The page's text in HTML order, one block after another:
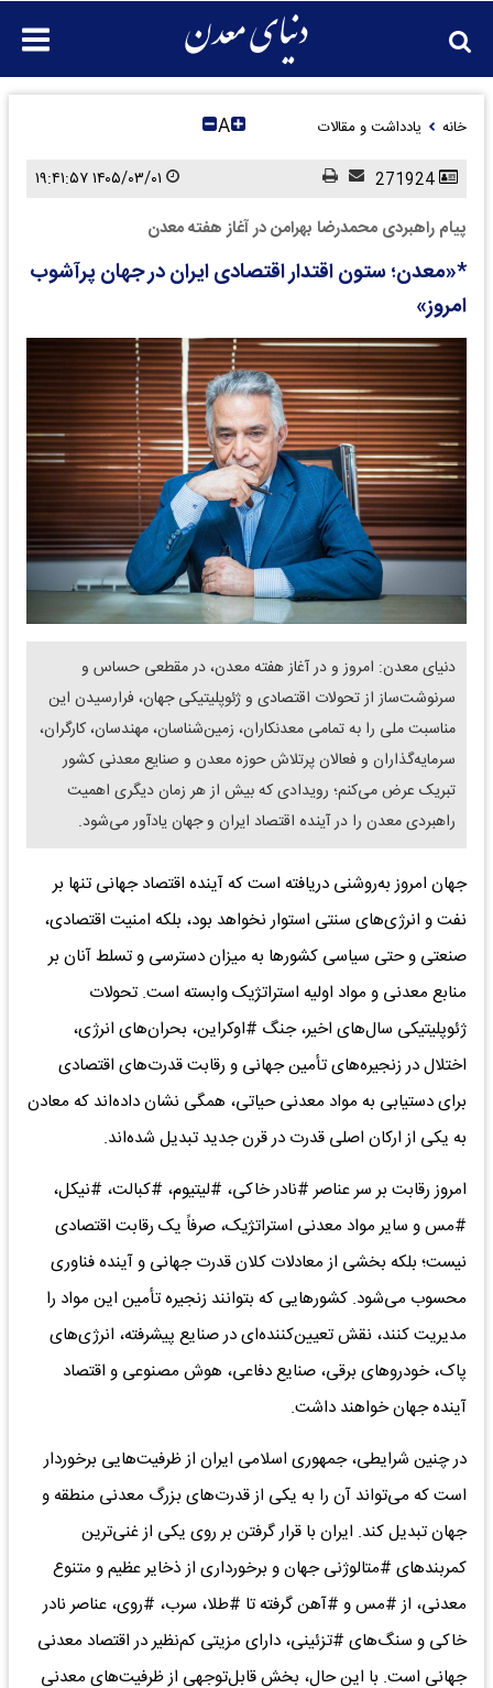
خانه یادداشت و مقالات A
پیام راهبردی محمدرضا بهرامن در آغاز هفته معدن
*«معدن؛ ستون اقتدار اقتصادی ایران در جهان پرآشوب
امروز»
دنیای معدن: امروز و در آغاز هفته معدن، در مقطعی حساس و
سرنوشت‌ساز از تحولات اقتصادی و ژئوپلیتیکی جهان، فرارسیدن این
مناسبت ملی را به تمامی معدنکاران، زمین‌شناسان، مهندسان، کارگران،
سرمایه‌گذاران و فعالان پرتلاش حوزه معدن و صنایع معدنی کشور
تبریک عرض می‌کنم؛ رویدادی که بیش از هر زمان دیگری اهمیت
راهبردی معدن را در آینده اقتصاد ایران و جهان یادآور می‌شود.
جهان امروز به‌روشنی دریافته است که آینده اقتصاد جهانی تنها بر
نفت و انرژی‌های سنتی استوار نخواهد بود، بلکه امنیت اقتصادی،
صنعتی و حتی سیاسی کشورها به میزان دسترسی و تسلط آنان بر
منابع معدنی و مواد اولیه استراتژیک وابسته است. تحولات
ژئوپلیتیکی سال‌های اخیر، جنگ #اوکراین، بحران‌های انرژی،
اختلال در زنجیره‌های تأمین جهانی و رقابت قدرت‌های اقتصادی
برای دستیابی به مواد معدنی حیاتی، همگی نشان داده‌اند که معادن
به یکی از ارکان اصلی قدرت در قرن جدید تبدیل شده‌اند.
امروز رقابت بر سر عناصر #نادر خاکی، #لیتیوم، #کبالت، #نیکل،
#مس و سایر مواد معدنی استراتژیک، صرفاً یک رقابت اقتصادی
نیست؛ بلکه بخشی از معادلات کلان قدرت جهانی و آینده فناوری
محسوب می‌شود. کشورهایی که بتوانند زنجیره تأمین این مواد را
مدیریت کنند، نقش تعیین‌کننده‌ای در صنایع پیشرفته، انرژی‌های
پاک، خودروهای برقی، صنایع دفاعی، هوش مصنوعی و اقتصاد
آینده جهان خواهند داشت.
در چنین شرایطی، جمهوری اسلامی ایران از ظرفیت‌هایی برخوردار
است که می‌تواند آن را به یکی از قدرت‌های بزرگ معدنی منطقه و
جهان تبدیل کند. ایران با قرار گرفتن بر روی یکی از غنی‌ترین
کمربندهای #متالوژنی جهان و برخورداری از ذخایر عظیم و متنوع
معدنی، از #مس و #آهن گرفته تا #طلا، سرب، #روی، عناصر نادر
خاکی و سنگ‌های #تزئینی، دارای مزیتی کم‌نظیر در اقتصاد معدنی
جهانی است. با این حال، بخش قابل‌توجهی از ظرفیت‌های معدنی